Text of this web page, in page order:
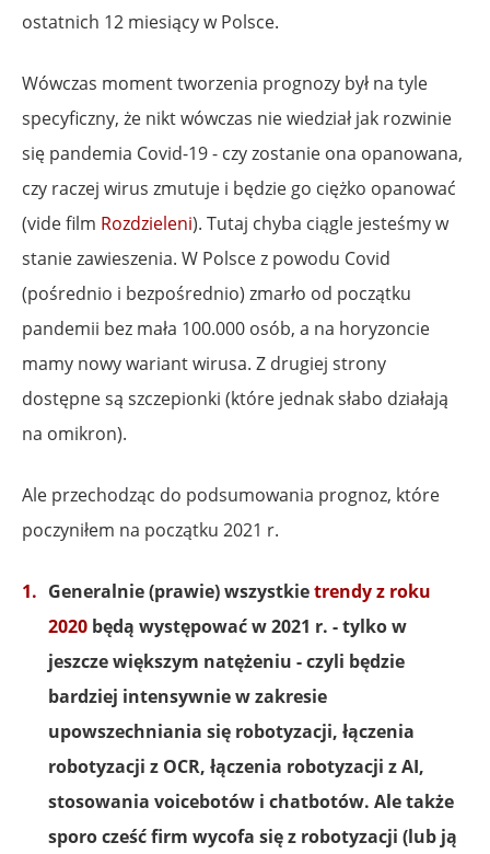
ostatnich 12 miesiący w Polsce.
Wówczas moment tworzenia prognozy był na tyle
specyficzny, że nikt wówczas nie wiedział jak rozwinie
się pandemia Covid-19 - czy zostanie ona opanowana,
czy raczej wirus zmutuje i będzie go ciężko opanować
(vide film Rozdzieleni). Tutaj chyba ciągle jesteśmy w
stanie zawieszenia. W Polsce z powodu Covid
(pośrednio i bezpośrednio) zmarło od początku
pandemii bez mała 100.000 osób, a na horyzoncie
mamy nowy wariant wirusa. Z drugiej strony
dostępne są szczepionki (które jednak słabo działają
na omikron).
Ale przechodząc do podsumowania prognoz, które
poczyniłem na początku 2021 r.
Generalnie (prawie) wszystkietrendy z roku
2020 będą występować w 2021 r. - tylko w
jeszcze większym natężeniu - czyli będzie
bardziej intensywnie w zakresie
upowszechniania się robotyzacji, łączenia
robotyzacji z OCR, łączenia robotyzacji z AI,
stosowania voicebotów i chatbotów. Ale także
sporo cześć firm wycofa się z robotyzacji (lub ją